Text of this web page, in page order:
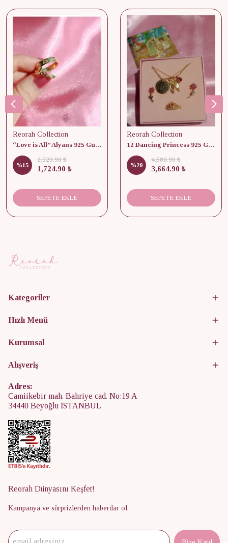
Reorah Collection
“Love is All” Alyans 925 Gümüş - Medium Beden
%15
2,029.90 ₺
1,724.90 ₺
SEPETE EKLE
Reorah Collection
12 Dancing Princess 925 Gümüş/ Kolye, Küpe ve Yüzük Set
%20
4,580.90 ₺
3,664.90 ₺
SEPETE EKLE
Kategoriler
Hızlı Menü
Kurumsal
Alışveriş
Adres:
Camiikebir mah. Bahriye cad. No:19 A
34440 Beyoğlu İSTANBUL
Reorah Dünyasını Keşfet!
Kampanya ve sürprizlerden haberdar ol.